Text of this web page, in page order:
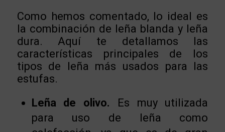
Como hemos comentado, lo ideal es
la combinación de leña blanda y leña
dura. Aquí te detallamos las
características principales de los
tipos de leña más usados para las
estufas.
Leña de olivo. Es muy utilizada
para uso de leña como